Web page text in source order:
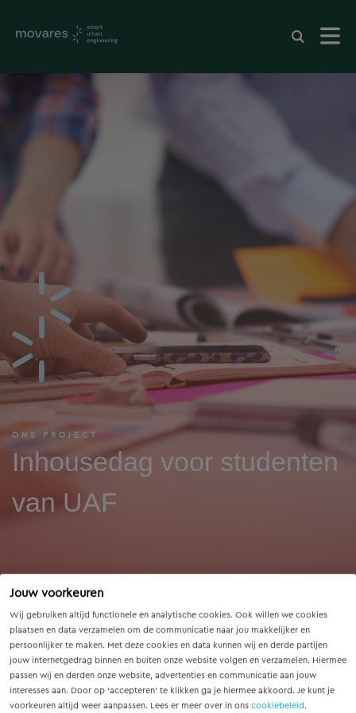
Jouw voorkeuren
Wij gebruiken altijd functionele en analytische cookies. Ook willen we cookies
plaatsen en data verzamelen om de communicatie naar jou makkelijker en
persoonlijker te maken. Met deze cookies en data kunnen wij en derde partijen
jouw internetgedrag binnen en buiten onze website volgen en verzamelen. Hiermee
passen wij en derden onze website, advertenties en communicatie aan jouw
interesses aan. Door op ‘accepteren’ te klikken ga je hiermee akkoord. Je kunt je
voorkeuren altijd weer aanpassen. Lees er meer over in ons cookiebeleid.
ONS PROJECT
Inhousedag voor studenten
van UAF
Op 18 oktober 2016 werd er voor de 3e keer een
inhousedag georganiseerd door Movares Foundation
voor studenten van het UAF. Stichting UAF begeleidt
studenten die als vluchteling naar Nederland zijn
gekomen. De studenten krijgen hulp bij het vinden van